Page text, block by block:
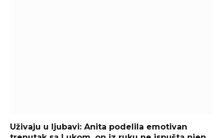
Uživaju u ljubavi: Anita podelila emotivan